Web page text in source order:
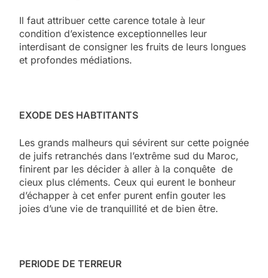
Il faut attribuer cette carence totale à leur
condition d’existence exceptionnelles leur
interdisant de consigner les fruits de leurs longues
et profondes médiations.
EXODE DES HABTITANTS
Les grands malheurs qui sévirent sur cette poignée
de juifs retranchés dans l’extrême sud du Maroc,
finirent par les décider à aller à la conquête de
cieux plus cléments. Ceux qui eurent le bonheur
d’échapper à cet enfer purent enfin gouter les
joies d’une vie de tranquillité et de bien être.
PERIODE DE TERREUR